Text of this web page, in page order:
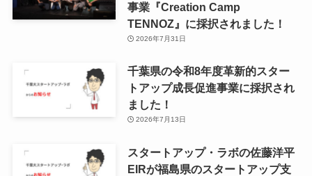
事業『Creation Camp
TENNOZ』に採択されました！
2026年7月31日
千葉県の令和8年度⾰新的スター
トアップ成⻑促進事業に採択され
ました！
2026年7月13日
スタートアップ・ラボの佐藤洋平
EIRが福島県のスタートアップ支